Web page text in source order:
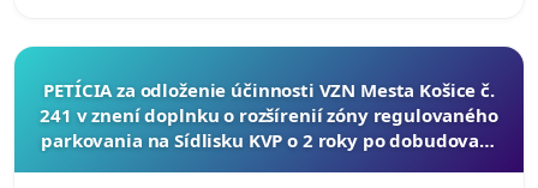
PETÍCIA za odloženie účinnosti VZN Mesta Košice č.
241 v znení doplnku o rozšírenií zóny regulovaného
parkovania na Sídlisku KVP o 2 roky po dobudovaní